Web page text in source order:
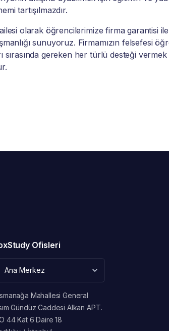
tartışılmazdır.
olarak öğrencilerimize firma garantisi ile
sunuyoruz. Firmamızın felsefesi
sırasında gereken her türlü desteği
Ofisleri
Mahallesi General
Gündüz Caddesi Alkan APT.
44 Kat 6 Daire 18